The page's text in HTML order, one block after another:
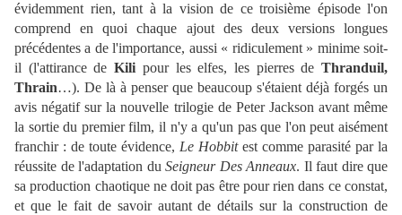
évidemment rien, tant à la vision de ce troisième épisode l'on
comprend en quoi chaque ajout des deux versions longues
précédentes a de l'importance, aussi « ridiculement » minime soit-
il (l'attirance deKili pour les elfes, les pierres deThranduil,
Thrain…). De là à penser que beaucoup s'étaient déjà forgés un
avis négatif sur la nouvelle trilogie de Peter Jackson avant même
la sortie du premier film, il n'y a qu'un pas que l'on peut aisément
franchir : de toute évidence, Le Hobbitest comme parasité par la
réussite de l'adaptation du Seigneur Des Anneaux. Il faut dire que
sa production chaotique ne doit pas être pour rien dans ce constat,
et que le fait de savoir autant de détails sur la construction de